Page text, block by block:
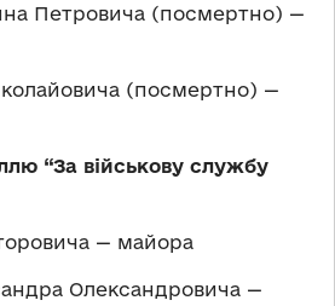
Петровича (посмертно) —
(посмертно) —
“За військову службу
— майора
Олександровича —